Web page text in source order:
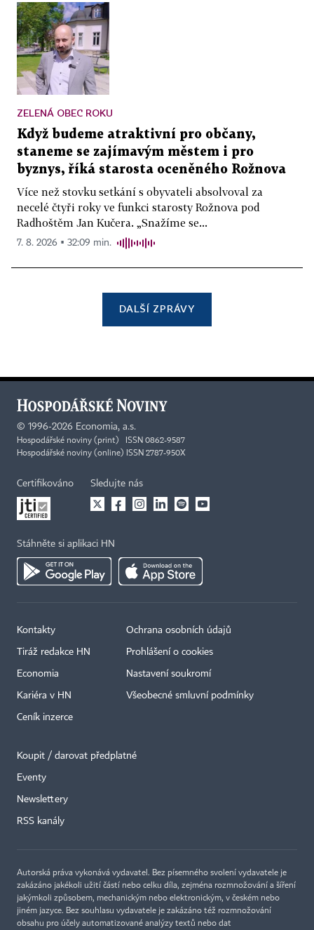
ZELENÁ OBEC ROKU
Když budeme atraktivní pro občany,
staneme se zajímavým městem i pro
byznys, říká starosta oceněného Rožnova
Více než stovku setkání s obyvateli absolvoval za
necelé čtyři roky ve funkci starosty Rožnova pod
Radhoštěm Jan Kučera. „Snažíme se...
7. 8. 2026 ▪ 32:09 min.
DALŠÍ ZPRÁVY
© 1996-2026 Economia, a.s.
Hospodářské noviny (print) ISSN 0862-9587
Hospodářské noviny (online) ISSN 2787-950X
Certifikováno Sledujte nás
Stáhněte si aplikaci HN
Kontakty
Tiráž redakce HN
Economia
Kariéra v HN
Ceník inzerce
Ochrana osobních údajů
Prohlášení o cookies
Nastavení soukromí
Všeobecné smluvní podmínky
Koupit / darovat předplatné
Eventy
Newslettery
RSS kanály
Autorská práva vykonává vydavatel. Bez písemného svolení vydavatele je
zakázáno jakékoli užití částí nebo celku díla, zejména rozmnožování a šíření
jakýmkoli způsobem, mechanickým nebo elektronickým, v českém nebo
jiném jazyce. Bez souhlasu vydavatele je zakázáno též rozmnožování
obsahu pro účely automatizované analýzy textů nebo dat